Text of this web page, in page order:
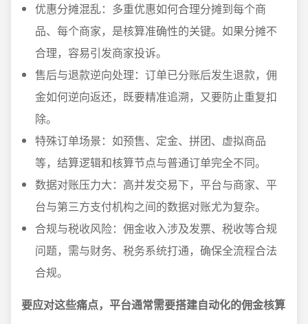
优惠分摊混乱：多重优惠如何合理分摊到每个商
品、每个商家，是核算准确性的关键。如果分摊不
合理，容易引发商家投诉。
售后与退款逆向处理：订单已分账后发生退款，佣
金如何逆向返还，既要精准追溯，又要防止重复扣
除。
特殊订单场景：如预售、定金、拼团、虚拟商品
等，结算逻辑和核算节点与普通订单完全不同。
数据对账压力大：高并发交易下，平台与商家、平
台与第三方支付机构之间的数据对账尤为复杂。
合规与税收风险：佣金收入涉及发票、税收等合规
问题，需与财务、税务系统打通，确保全流程合法
合规。
要应对这些痛点，平台通常需要搭建自动化的佣金核算